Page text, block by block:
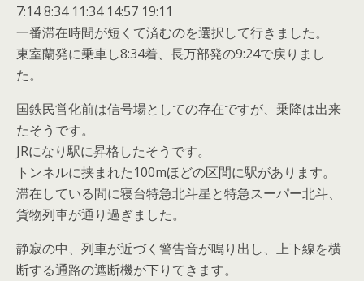
7:14 8:34 11:34 14:57 19:11
一番滞在時間が短くて済むのを選択して行きました。
東室蘭発に乗車し8:34着、長万部発の9:24で戻りまし
た。
国鉄民営化前は信号場としての存在ですが、乗降は出来
たそうです。
JRになり駅に昇格したそうです。
トンネルに挟まれた100mほどの区間に駅があります。
滞在している間に寝台特急北斗星と特急スーパー北斗、
貨物列車が通り過ぎました。
静寂の中、列車が近づく警告音が鳴り出し、上下線を横
断する通路の遮断機が下りてきます。